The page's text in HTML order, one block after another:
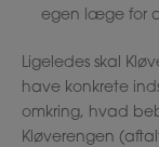
egen læge for
Ligeledes skal
have konkrete
omkring, hvad
Kløverengen